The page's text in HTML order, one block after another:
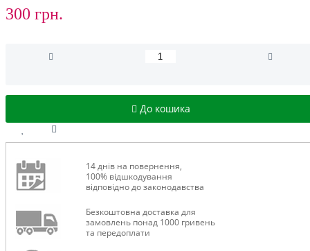
300 грн.
До кошика
14 днів на повернення,
100% відшкодування
відповідно до законодавства
Безкоштовна доставка для
замовлень понад 1000 гривень
та передоплати